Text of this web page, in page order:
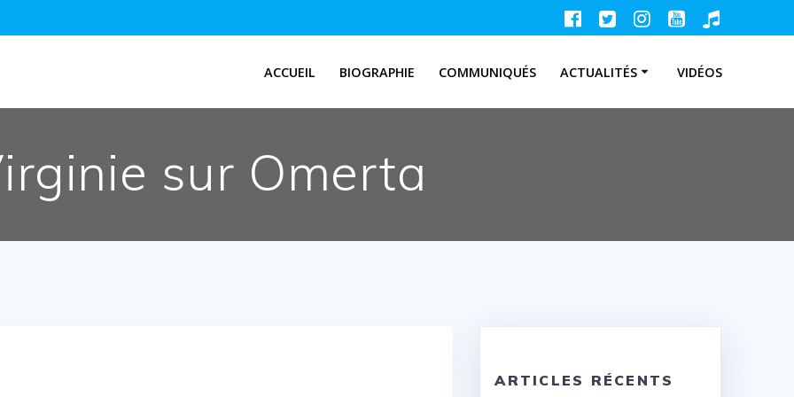
ACCUEIL BIOGRAPHIE COMMUNIQUÉS ACTUALITÉS VIDÉOS
sur Omerta
ARTICLES RÉCENTS